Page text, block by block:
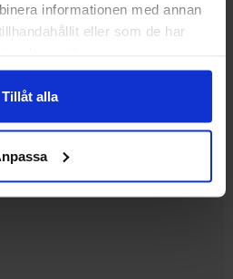
informationen med annan
eller som de har
Tillåt alla